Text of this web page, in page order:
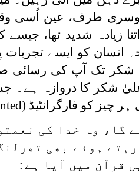
طرف، عین اُسی
زیادہ شدید تھا،
کو ایسے تجربات
شکر تک آپ کی رسائی
شکر کا دروازہ ہے۔
چیز کو فارگرانٹیڈ
گا، وہ خدا کی
ہوئے بھی
قرآن میں آیا ہے :